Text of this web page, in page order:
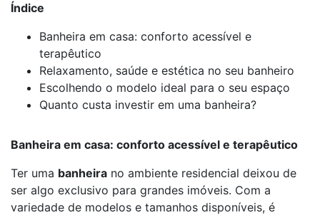
Índice
Banheira em casa: conforto acessível e
terapêutico
Relaxamento, saúde e estética no seu banheiro
Escolhendo o modelo ideal para o seu espaço
Quanto custa investir em uma banheira?
Banheira em casa: conforto acessível e terapêutico
Ter uma banheira no ambiente residencial deixou de
ser algo exclusivo para grandes imóveis. Com a
variedade de modelos e tamanhos disponíveis, é